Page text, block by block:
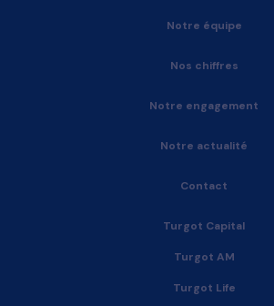
Notre équipe
Nos chiffres
Notre engagement
Notre actualité
Contact
Turgot Capital
Turgot AM
Turgot Life